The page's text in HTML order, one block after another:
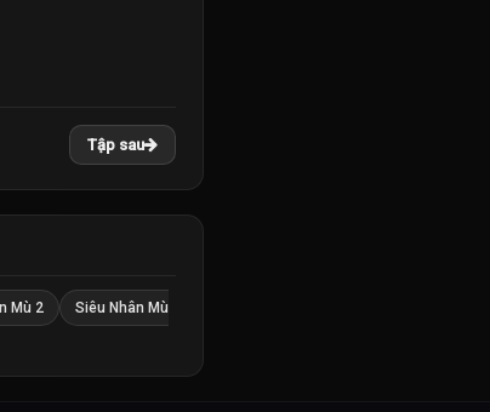
Tập sau
Mù 2
Siêu Nhân Mù